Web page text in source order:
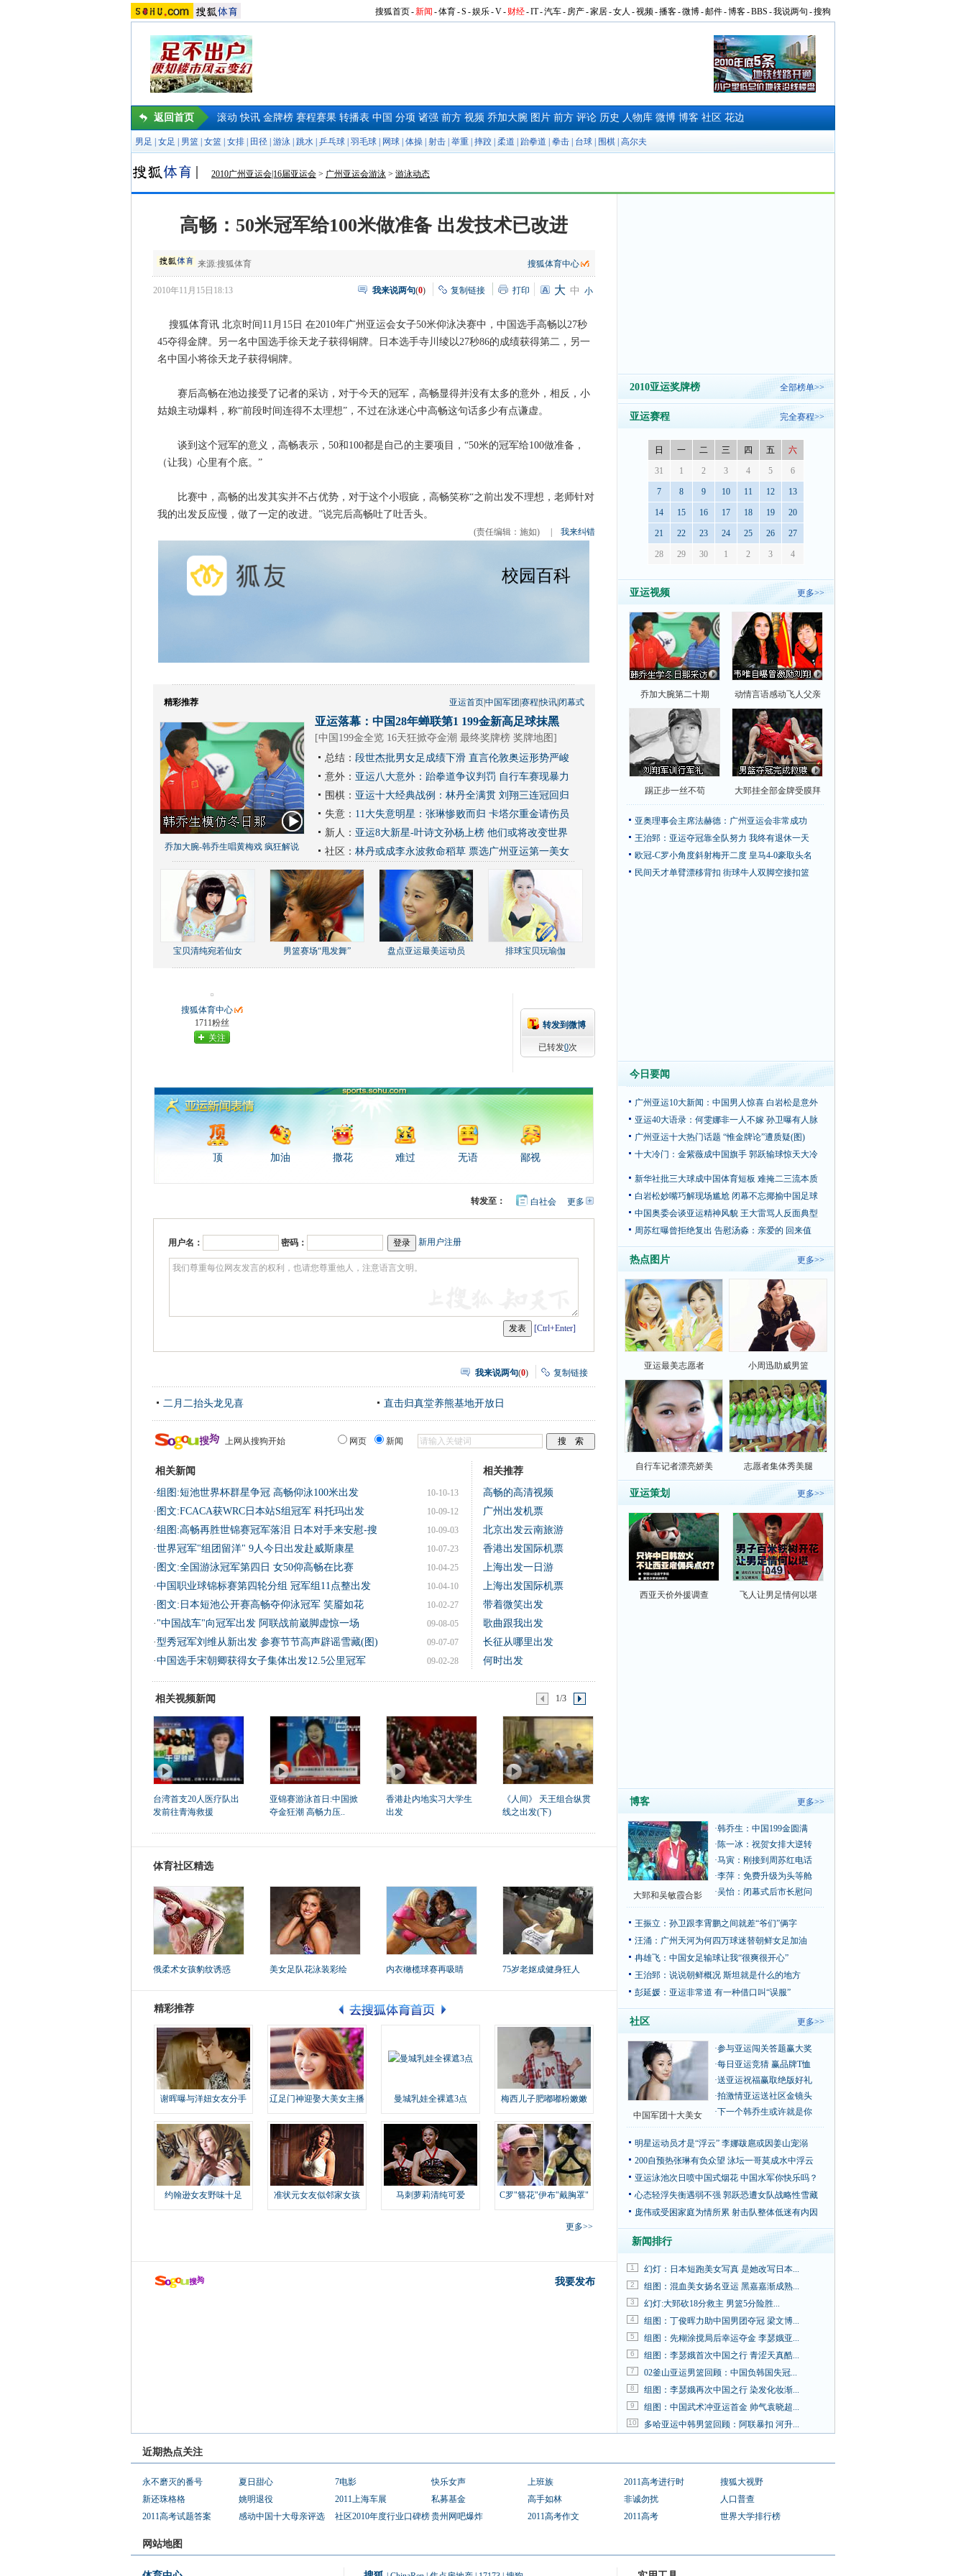
搜狐首页-新闻 -体育-S -娱乐-V- 财经-IT-汽车- 房产-家居-女人 -视频-播客-微博-邮件-博客-BBS -我说两句 -搜狗
返回首页 滚动 快讯 金牌榜 赛程赛果 转播表 中国 分项 诸强 前方 视频 乔加大腕 图片 前方 评论 历史 人物库 微博 博客 社区 花边
男足 女足 男篮 女篮 女排 田径 游泳 跳水 乒乓球 羽毛球 网球 体操 射击 举重 摔跤 柔道 跆拳道 拳击 台球 围棋 高尔夫
2010广州亚运会|16届亚运会 > 广州亚运会游泳 > 游泳动态
高畅：50米冠军给100米做准备 出发技术已改进
来源:搜狐体育 搜狐体育中心
2010年11月15日18:13 我来说两句(0) 复制链接 打印 大 中 小
搜狐体育讯 北京时间11月15日 在2010年广州亚运会女子50米仰泳决赛中，中国选手高畅以27秒
45夺得金牌。另一名中国选手徐天龙子获得铜牌。日本选手寺川绫以27秒86的成绩获得第二，另一
名中国小将徐天龙子获得铜牌。
赛后高畅在池边接受了记者的采访，对于今天的冠军，高畅显得并没有太多的意外，相反，小
姑娘主动爆料，称“前段时间连得不太理想”，不过在泳迷心中高畅这句话多少有点谦虚。
谈到这个冠军的意义，高畅表示，50和100都是自己的主要项目，“50米的冠军给100做准备，
（让我）心里有个底。”
比赛中，高畅的出发其实并不占优势，对于这个小瑕疵，高畅笑称“之前出发不理想，老师针对
我的出发反应慢，做了一定的改进。”说完后高畅吐了吐舌头。
(责任编辑：施如) 我来纠错
精彩推荐 亚运首页|中国军团 赛程|快讯|闭幕式
乔加大腕-韩乔生唱黄梅戏 疯狂解说
亚运落幕：中国28年蝉联第1 199金新高足球抹黑
[中国199金全览 16天狂掀夺金潮 最终奖牌榜 奖牌地图 ]
总结： 段世杰批男女足成绩下滑 直言伦敦奥运形势严峻
意外： 亚运八大意外：跆拳道争议判罚 自行车赛现暴力
围棋： 亚运十大经典战例：林丹全满贯 刘翔三连冠回归
失意： 11大失意明星：张琳惨败而归 卡塔尔重金请伤员
新人： 亚运8大新星-叶诗文孙杨上榜 他们或将改变世界
社区： 林丹或成李永波救命稻草 票选广州亚运第一美女
宝贝清纯宛若仙女 男篮赛场“甩发舞” 盘点亚运最美运动员 排球宝贝玩瑜伽
搜狐体育中心
1711粉丝
关注
转发到微博
已转发0次
顶 加油 撒花 难过 无语 鄙视
更多开
转发至： 白社会
用户名： 密码： 新用户注册
[Ctrl+Enter]
我来说两句(0) 复制链接
二月二抬头龙见喜 直击归真堂养熊基地开放日
上网从搜狗开始 网页 新闻
相关新闻
10-10-13
·组图:短池世界杯群星争冠 高畅仰泳100米出发
10-09-12
· 图文:FCACA获WRC日本站S组冠军 科托玛出发
10-09-03
·组图:高畅再胜世锦赛冠军落泪 日本对手来安慰-搜
10-07-23
·世界冠军"组团留洋" 9人今日出发赴威斯康星
10-04-25
· 图文:全国游泳冠军第四日 女50仰高畅在比赛
10-04-10
·中国职业球锦标赛第四轮分组 冠军组11点整出发
10-02-27
· 图文:日本短池公开赛高畅夺仰泳冠军 笑靥如花
09-08-05
· "中国战车"向冠军出发 阿联战前崴脚虚惊一场
09-07-07
·型秀冠军刘维从新出发 参赛节节高声辟谣雪藏(图)
09-02-28
·中国选手宋朝卿获得女子集体出发12.5公里冠军
相关推荐
高畅的高清视频
广州出发机票
北京出发云南旅游
香港出发国际机票
上海出发一日游
上海出发国际机票
带着微笑出发
歌曲跟我出发
长征从哪里出发
何时出发
相关视频新闻 1/3
台湾首支20人医疗队出
发前往青海救援
亚锦赛游泳首日:中国掀
夺金狂潮 高畅力压..
香港赴内地实习大学生
出发
《人间》 天王组合纵贯
线之出发(下)
体育社区精选
俄柔术女孩豹纹诱惑 美女足队花泳装彩绘 内衣橄榄球赛再吸睛 75岁老妪成健身狂人
精彩推荐
谢晖曝与洋妞女友分手 辽足门神迎娶大美女主播 曼城乳娃全裸遮3点 梅西儿子肥嘟嘟粉嫩嫩
约翰逊女友野味十足 准状元女友似邻家女孩 马刺萝莉清纯可爱 C罗"簪花"伊布"戴胸罩"
更多>>
我要发布
2010亚运奖牌榜 全部榜单>>
亚运赛程 完全赛程>>
日 一 二 三 四 五 六
31 1 2 3 4 5 6
7 8 9 10 11 12 13
14 15 16 17 18 19 20
21 22 23 24 25 26 27
28 29 30 1 2 3 4
亚运视频 更多>>
乔加大腕第二十期 动情言语感动飞人父亲
踢正步一丝不苟 大郅挂全部金牌受膜拜
亚奥理事会主席法赫德：广州亚运会非常成功
王治郅：亚运夺冠靠全队努力 我终有退休一天
欧冠-C罗小角度斜射梅开二度 皇马4-0豪取头名
民间天才单臂漂移背扣 街球牛人双脚空接扣篮
今日要闻
广州亚运10大新闻：中国男人惊喜 白岩松是意外
亚运40大语录：何雯娜非一人不嫁 孙卫曝有人脉
广州亚运十大热门话题 “惟金牌论”遭质疑(图)
十大冷门：金紫薇成中国旗手 郭跃输球惊天大冷
新华社批三大球成中国体育短板 难掩二三流本质
白岩松妙嘴巧解现场尴尬 闭幕不忘揶揄中国足球
中国奥委会谈亚运精神风貌 王大雷骂人反面典型
周苏红曝曾拒绝复出 告慰汤淼：亲爱的 回来值
热点图片 更多>>
亚运最美志愿者 小周迅助威男篮
自行车记者漂亮娇美 志愿者集体秀美腿
亚运策划 更多>>
西亚天价外援调查 飞人让男足情何以堪
博客 更多>>
大郅和吴敏霞合影
·韩乔生：中国199金圆满
·陈一冰：祝贺女排大逆转
·马寅：刚接到周苏红电话
·李萍：免费升级为头等舱
·吴怡：闭幕式后市长慰问
王振立：孙卫跟李霄鹏之间就差“爷们”俩字
汪涌：广州天河为何四万球迷替朝鲜女足加油
冉雄飞：中国女足输球让我“很爽很开心”
王治郅：说说朝鲜概况 斯坦就是什么的地方
彭延媛：亚运非常道 有一种借口叫“误服”
社区 更多>>
中国军团十大美女
·参与亚运闯关答题赢大奖
·每日亚运竞猜 赢品牌T恤
·送亚运祝福赢取绝版好礼
·拍激情亚运送社区金镜头
·下一个韩乔生或许就是你
明星运动员才是“浮云” 李娜跋扈或因姜山宠溺
200自预热张琳有负众望 泳坛一哥莫成水中浮云
亚运泳池次日喷中国式烟花 中国水军你快乐吗？
心态轻浮失衡遇弱不强 郭跃恐遭女队战略性雪藏
庞伟或受困家庭为情所累 射击队整体低迷有内因
新闻排行
1 幻灯：日本短跑美女写真 是她改写日本...
2 组图：混血美女扬名亚运 黑嘉嘉渐成熟...
3 幻灯:大郅砍18分救主 男篮5分险胜...
4 组图：丁俊晖力助中国男团夺冠 梁文博...
5 组图：先糊涂搅局后幸运夺金 李瑟娥亚...
6 组图：李瑟娥首次中国之行 青涩天真酷...
7 02釜山亚运男篮回顾：中国负韩国失冠...
8 组图：李瑟娥再次中国之行 染发化妆渐...
9 组图：中国武术冲亚运首金 帅气袁晓超...
10 多哈亚运中韩男篮回顾：阿联暴扣 河升...
近期热点关注
永不磨灭的番号 夏日甜心 7电影 快乐女声 上班族 2011高考进行时
搜狐大视野
新还珠格格
姚明退役 2011上海车展 私募基金 高手如林 非诚勿扰
人口普查
2011高考试题答案
感动中国十大母亲评选 社区2010年度行业口碑榜贵州网吧爆炸 2011高考作文 2011高考 世界大学排行榜
网站地图